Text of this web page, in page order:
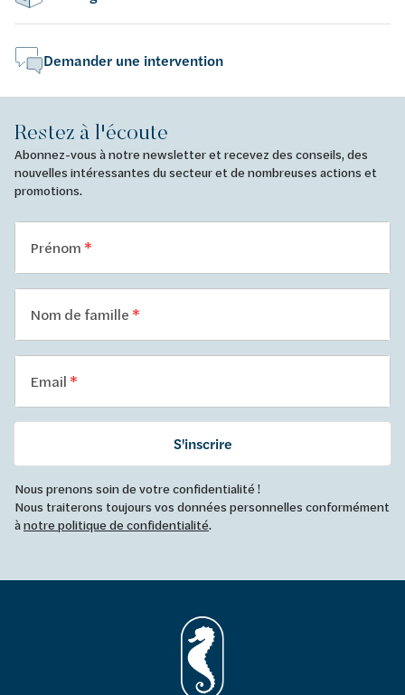
Demander une intervention
Restez à l'écoute
Abonnez-vous à notre newsletter et recevez des conseils, des
nouvelles intéressantes du secteur et de nombreuses actions et
promotions.
Prénom
Nom de famille
Email
S'inscrire
Nous prenons soin de votre confidentialité !
Nous traiterons toujours vos données personnelles conformément
ànotre politique de confidentialité.